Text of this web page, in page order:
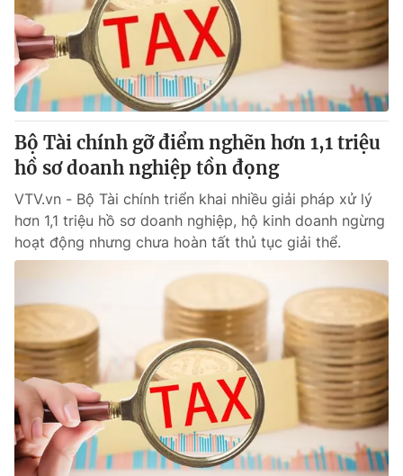
® Cấm sao chép dưới mọi hình thức nếu không có sự chấp
thuận bằng văn bản. Ghi rõ nguồn VTV.vn khi phát hành lại
thông tin từ website này.
Bộ Tài chính gỡ điểm nghẽn hơn 1,1 triệu
hồ sơ doanh nghiệp tồn đọng
VTV.vn - Bộ Tài chính triển khai nhiều giải pháp xử lý
hơn 1,1 triệu hồ sơ doanh nghiệp, hộ kinh doanh ngừng
hoạt động nhưng chưa hoàn tất thủ tục giải thể.